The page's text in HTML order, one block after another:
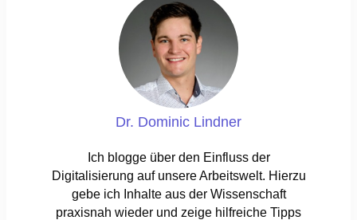
Dr. Dominic Lindner
Ich blogge über den Einfluss der
Digitalisierung auf unsere Arbeitswelt. Hierzu
gebe ich Inhalte aus der Wissenschaft
praxisnah wieder und zeige hilfreiche Tipps